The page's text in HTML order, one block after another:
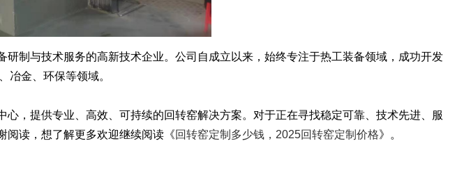
与技术服务的高新技术企业。公司自成立以来，始终专注于热工装备领域，成功开发
金、环保等领域。
提供专业、高效、可持续的回转窑解决方案。对于正在寻找稳定可靠、技术先进、服
阅读，想了解更多欢迎继续阅读《回转窑定制多少钱，2025回转窑定制价格》。